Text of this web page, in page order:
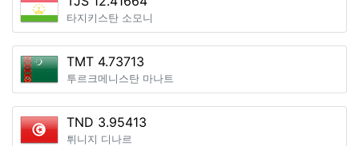
타지키스탄 소모니
TMT 4.73713
투르크메니스탄 마나트
TND 3.95413
튀니지 디나르